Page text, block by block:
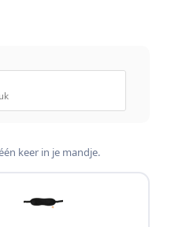
keer in je mandje.